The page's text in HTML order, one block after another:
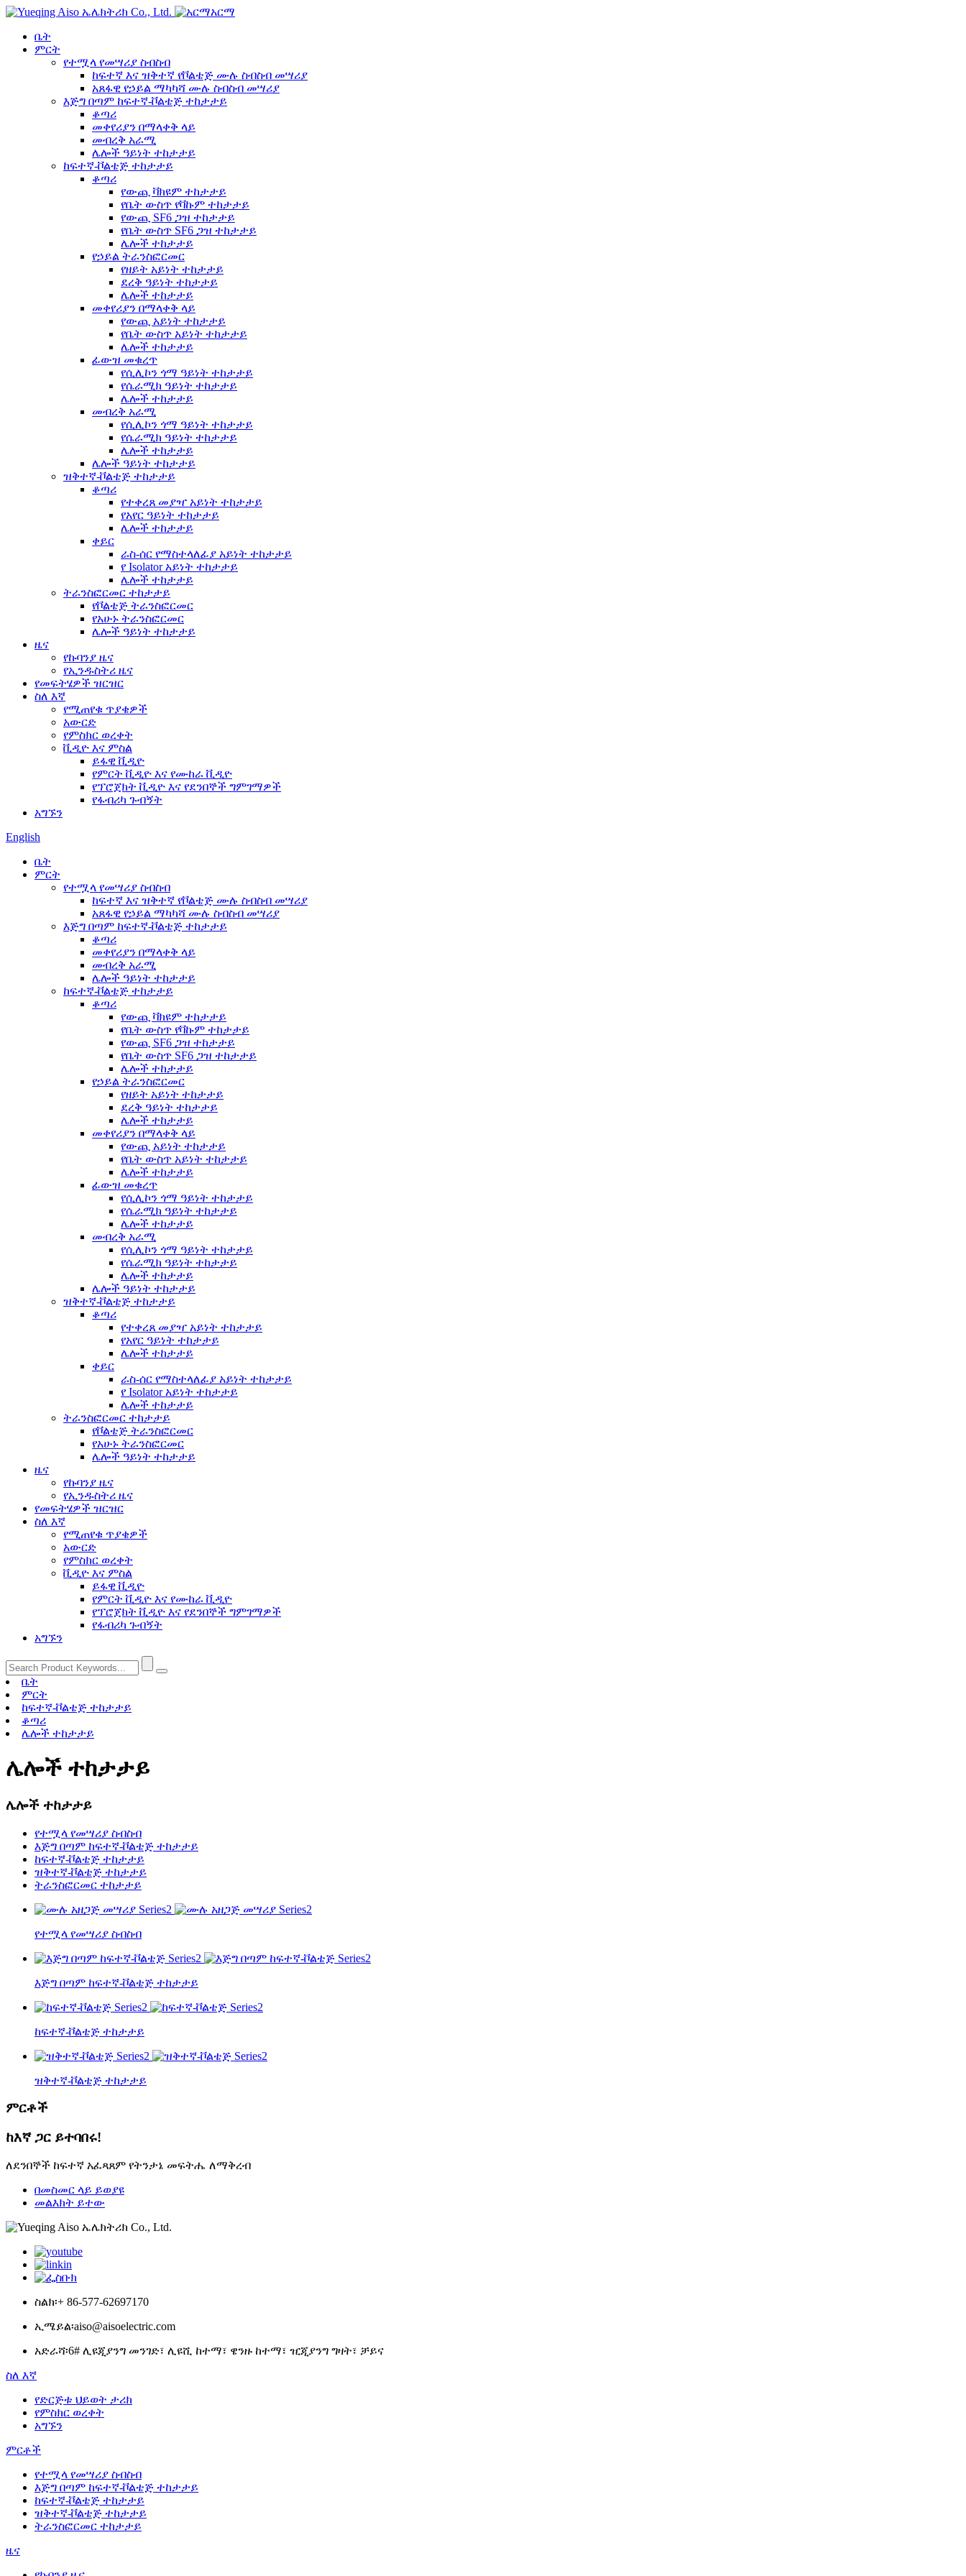
አርማ
ቤት
ምርት
የተሟላ የመሣሪያ ስብስብ
ከፍተኛ እና ዝቅተኛ የቮልቴጅ ሙሉ ስብስብ መሣሪያ
አጸፋዊ የኃይል ማካካሻ ሙሉ ስብስብ መሣሪያ
እጅግ በጣም ከፍተኛ-ቮልቴጅ ተከታታይ
ቆጣሪ
መቀየሪያን በማላቀቅ ላይ
መብረቅ አራሚ
ሌሎች ዓይነት ተከታታይ
ከፍተኛ-ቮልቴጅ ተከታታይ
ቆጣሪ
የውጪ ቫክዩም ተከታታይ
የቤት ውስጥ የቫኩም ተከታታይ
የውጪ SF6 ጋዝ ተከታታይ
የቤት ውስጥ SF6 ጋዝ ተከታታይ
ሌሎች ተከታታይ
የኃይል ትራንስፎርመር
የዘይት አይነት ተከታታይ
ደረቅ ዓይነት ተከታታይ
ሌሎች ተከታታይ
መቀየሪያን በማላቀቅ ላይ
የውጪ አይነት ተከታታይ
የቤት ውስጥ አይነት ተከታታይ
ሌሎች ተከታታይ
ፊውዝ መቁረጥ
የሲሊኮን ጎማ ዓይነት ተከታታይ
የሴራሚክ ዓይነት ተከታታይ
ሌሎች ተከታታይ
መብረቅ አራሚ
የሲሊኮን ጎማ ዓይነት ተከታታይ
የሴራሚክ ዓይነት ተከታታይ
ሌሎች ተከታታይ
ሌሎች ዓይነት ተከታታይ
ዝቅተኛ-ቮልቴጅ ተከታታይ
ቆጣሪ
የተቀረጸ መያዣ አይነት ተከታታይ
የአየር ዓይነት ተከታታይ
ሌሎች ተከታታይ
ቀይር
ራስ-ሰር የማስተላለፊያ አይነት ተከታታይ
የ Isolator አይነት ተከታታይ
ሌሎች ተከታታይ
ትራንስፎርመር ተከታታይ
የቮልቴጅ ትራንስፎርመር
የአሁኑ ትራንስፎርመር
ሌሎች ዓይነት ተከታታይ
ዜና
የኩባንያ ዜና
የኢንዱስትሪ ዜና
የመፍትሄዎች ዝርዝር
ስለ እኛ
የሚጠየቁ ጥያቄዎች
አውርድ
የምስክር ወረቀት
ቪዲዮ እና ምስል
ይፋዊ ቪዲዮ
የምርት ቪዲዮ እና የሙከራ ቪዲዮ
የፕሮጀክት ቪዲዮ እና የደንበኞች ግምገማዎች
የፋብሪካ ጉብኝት
አግኙን
English
ቤት
ምርት
የተሟላ የመሣሪያ ስብስብ
ከፍተኛ እና ዝቅተኛ የቮልቴጅ ሙሉ ስብስብ መሣሪያ
አጸፋዊ የኃይል ማካካሻ ሙሉ ስብስብ መሣሪያ
እጅግ በጣም ከፍተኛ-ቮልቴጅ ተከታታይ
ቆጣሪ
መቀየሪያን በማላቀቅ ላይ
መብረቅ አራሚ
ሌሎች ዓይነት ተከታታይ
ከፍተኛ-ቮልቴጅ ተከታታይ
ቆጣሪ
የውጪ ቫክዩም ተከታታይ
የቤት ውስጥ የቫኩም ተከታታይ
የውጪ SF6 ጋዝ ተከታታይ
የቤት ውስጥ SF6 ጋዝ ተከታታይ
ሌሎች ተከታታይ
የኃይል ትራንስፎርመር
የዘይት አይነት ተከታታይ
ደረቅ ዓይነት ተከታታይ
ሌሎች ተከታታይ
መቀየሪያን በማላቀቅ ላይ
የውጪ አይነት ተከታታይ
የቤት ውስጥ አይነት ተከታታይ
ሌሎች ተከታታይ
ፊውዝ መቁረጥ
የሲሊኮን ጎማ ዓይነት ተከታታይ
የሴራሚክ ዓይነት ተከታታይ
ሌሎች ተከታታይ
መብረቅ አራሚ
የሲሊኮን ጎማ ዓይነት ተከታታይ
የሴራሚክ ዓይነት ተከታታይ
ሌሎች ተከታታይ
ሌሎች ዓይነት ተከታታይ
ዝቅተኛ-ቮልቴጅ ተከታታይ
ቆጣሪ
የተቀረጸ መያዣ አይነት ተከታታይ
የአየር ዓይነት ተከታታይ
ሌሎች ተከታታይ
ቀይር
ራስ-ሰር የማስተላለፊያ አይነት ተከታታይ
የ Isolator አይነት ተከታታይ
ሌሎች ተከታታይ
ትራንስፎርመር ተከታታይ
የቮልቴጅ ትራንስፎርመር
የአሁኑ ትራንስፎርመር
ሌሎች ዓይነት ተከታታይ
ዜና
የኩባንያ ዜና
የኢንዱስትሪ ዜና
የመፍትሄዎች ዝርዝር
ስለ እኛ
የሚጠየቁ ጥያቄዎች
አውርድ
የምስክር ወረቀት
ቪዲዮ እና ምስል
ይፋዊ ቪዲዮ
የምርት ቪዲዮ እና የሙከራ ቪዲዮ
የፕሮጀክት ቪዲዮ እና የደንበኞች ግምገማዎች
የፋብሪካ ጉብኝት
አግኙን
ቤት
ምርት
ከፍተኛ-ቮልቴጅ ተከታታይ
ቆጣሪ
ሌሎች ተከታታይ
ሌሎች ተከታታይ
ሌሎች ተከታታይ
የተሟላ የመሣሪያ ስብስብ
እጅግ በጣም ከፍተኛ-ቮልቴጅ ተከታታይ
ከፍተኛ-ቮልቴጅ ተከታታይ
ዝቅተኛ-ቮልቴጅ ተከታታይ
ትራንስፎርመር ተከታታይ
የተሟላ የመሣሪያ ስብስብ
እጅግ በጣም ከፍተኛ-ቮልቴጅ ተከታታይ
ከፍተኛ-ቮልቴጅ ተከታታይ
ዝቅተኛ-ቮልቴጅ ተከታታይ
ምርቶች
ከእኛ ጋር ይተባበሩ!
ለደንበኞች ከፍተኛ አፈጻጸም የትንታኔ መፍትሔ ለማቅረብ
በመስመር ላይ ይወያዩ
መልእክት ይተው
ስልክ፡+ 86-577-62697170
ኢሜይል፡aiso@aisoelectric.com
አድራሻ፡6# ሊዩጂያንግ መንገድ፣ ሊዩሺ ከተማ፣ ዌንዙ ከተማ፣ ዢጂያንግ ግዛት፣ ቻይና
ስለ እኛ
የድርጅቱ ህይወት ታሪክ
የምስክር ወረቀት
አግኙን
ምርቶች
የተሟላ የመሣሪያ ስብስብ
እጅግ በጣም ከፍተኛ-ቮልቴጅ ተከታታይ
ከፍተኛ-ቮልቴጅ ተከታታይ
ዝቅተኛ-ቮልቴጅ ተከታታይ
ትራንስፎርመር ተከታታይ
ዜና